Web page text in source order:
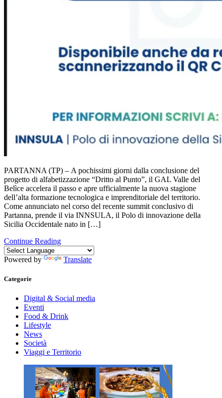
PARTANNA (TP) – A pochissimi giorni dalla conclusione del
progetto di alfabetizzazione “Dritto al Punto”, il GAL Valle del
Belìce accelera il passo e apre ufficialmente la nuova stagione
dell’alta formazione tecnologica e imprenditoriale del territorio.
Come annunciato nel corso del recente summit conclusivo di
Partanna, prende il via INNSULA, il Polo di innovazione della
Sicilia Occidentale nato in […]
Continue Reading
Powered by Translate
Categorie
Digital & Social media
Eventi
Food & Drink
Lifestyle
News
Società
Viaggi e Territorio